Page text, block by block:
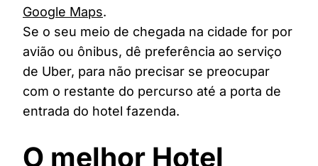
Google Maps.
Se o seu meio de chegada na cidade for por
avião ou ônibus, dê preferência ao serviço
de Uber, para não precisar se preocupar
com o restante do percurso até a porta de
entrada do hotel fazenda.
O melhor Hotel